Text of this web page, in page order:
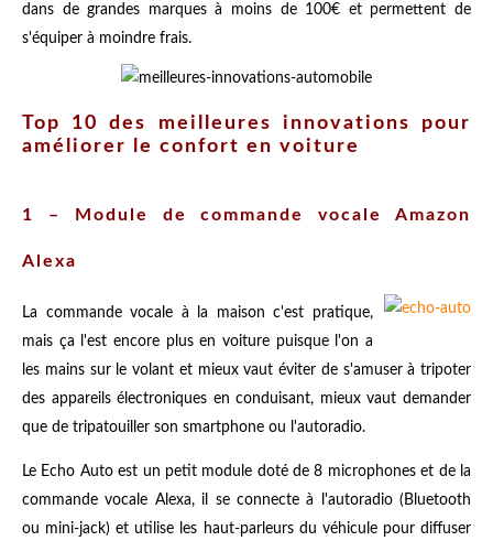
dans de grandes marques à moins de 100€ et permettent de
s'équiper à moindre frais.
Top 10 des meilleures innovations pour
améliorer le confort en voiture
1 – Module de commande vocale Amazon
Alexa
La commande vocale à la maison c'est pratique,
mais ça l'est encore plus en voiture puisque l'on a
les mains sur le volant et mieux vaut éviter de s'amuser à tripoter
des appareils électroniques en conduisant, mieux vaut demander
que de tripatouiller son smartphone ou l'autoradio.
Le Echo Auto est un petit module doté de 8 microphones et de la
commande vocale Alexa, il se connecte à l'autoradio (Bluetooth
ou mini-jack) et utilise les haut-parleurs du véhicule pour diffuser